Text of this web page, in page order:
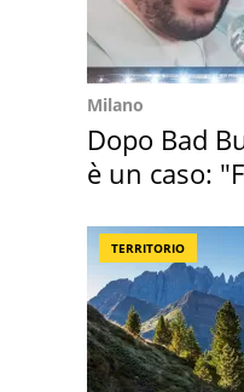
Milano
Dopo Bad
è un caso:
TERRITORIO